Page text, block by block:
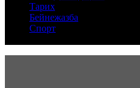
Тарих
Бейнежазба
Спорт